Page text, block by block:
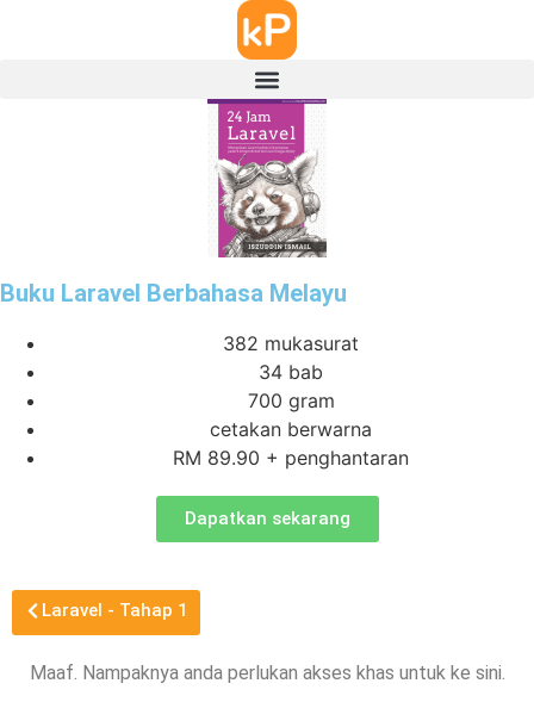
Buku Laravel Berbahasa Melayu
382 mukasurat
34 bab
700 gram
cetakan berwarna
RM 89.90 + penghantaran
Dapatkan sekarang
Laravel - Tahap 1
Maaf. Nampaknya anda perlukan akses khas untuk ke sini.